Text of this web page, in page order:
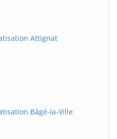
Attignat
Bâgé-la-Ville